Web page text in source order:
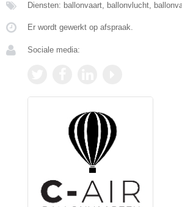
Diensten: ballonvaart, ballonvlucht,
Er wordt gewerkt op afspraak.
Sociale media: